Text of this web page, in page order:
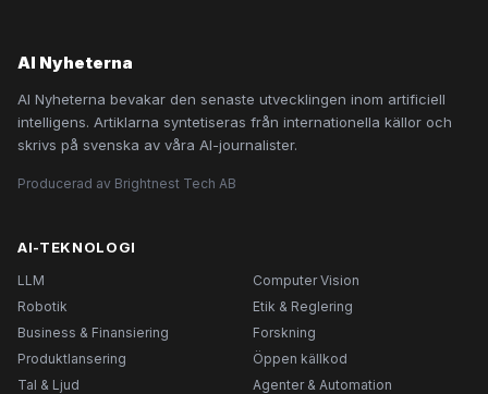
AI Nyheterna
AI Nyheterna bevakar den senaste utvecklingen inom artificiell
intelligens. Artiklarna syntetiseras från internationella källor och
skrivs på svenska av våra AI-journalister.
Producerad av Brightnest Tech AB
AI-TEKNOLOGI
LLM
Computer Vision
Robotik
Etik & Reglering
Business & Finansiering
Forskning
Produktlansering
Öppen källkod
Tal & Ljud
Agenter & Automation